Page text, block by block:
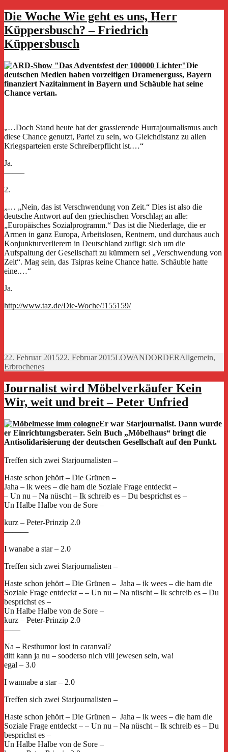
Die Woche Wie geht es uns, Herr
Küppersbusch? – Friedrich
Küppersbusch
Die
deutschen Medien haben vorzeitigen Dramenerguss, Bayern
finanziert Nazitainment in Bayern und Schäuble hat seine
Chance vertan.
„…Doch Stand heute hat der grassierende Hurrajournalismus auch
diese Chance genutzt, Partei zu sein, wo Gleichdistanz zu allen
Kriegsparteien erste Schreiberpflicht ist.…“
Ja.
——–
2.
„… „Nein, das ist Verschwendung von Zeit.“ Dies ist also die
deutsche Antwort auf den griechischen Vorschlag an alle:
„Europäisches Sozialprogramm.“ Das ist die Niederlage, die er
Armen in ganz Europa, Arbeitslosen, Rentnern, und durchaus auch
Konjunkturverlierern in Deutschland zufügt: sich um die
Aufspaltung der Gesellschaft zu kümmern sei „Verschwendung von
Zeit“. Mag sein, das Tsipras keine Chance hatte. Schäuble hatte
eine.…“
Ja.
http://www.taz.de/Die-Woche/!155159/
Veröffentlicht
am
22. Februar 201522. Februar 2015Autor
LOWANDORDER Kategorien
Allgemein,
Erbrochenes
Journalist wird Möbelverkäufer Kein
Wir, weit und breit – Peter Unfried
Er war Starjournalist. Dann wurde
er Einrichtungsberater. Sein Buch „Möbelhaus“ bringt die
Antisolidarisierung der deutschen Gesellschaft auf den Punkt.
Treffen sich zwei Starjournalisten –
Haste schon jehört – Die Grünen –
Jaha – ik wees – die ham die Soziale Frage entdeckt –
– Un nu – Na nüscht – Ik schreib es – Du besprichst es –
Un Halbe Halbe von de Sore –
kurz – Peter-Prinzip 2.0
———
I wanabe a star – 2.0
Treffen sich zwei Starjournalisten –
Haste schon jehört – Die Grünen – Jaha – ik wees – die ham die
Soziale Frage entdeckt – – Un nu – Na nüscht – Ik schreib es – Du
besprichst es –
Un Halbe Halbe von de Sore –
kurz – Peter-Prinzip 2.0
——
Na – Resthumor lost in caranval?
ditt kann ja nu – sooderso nich vill jewesen sein, wa!
egal – 3.0
I wannabe a star – 2.0
Treffen sich zwei Starjournalisten –
Haste schon jehört – Die Grünen – Jaha – ik wees – die ham die
Soziale Frage entdeckt – – Un nu – Na nüscht – Ik schreib es – Du
besprichst es –
Un Halbe Halbe von de Sore –